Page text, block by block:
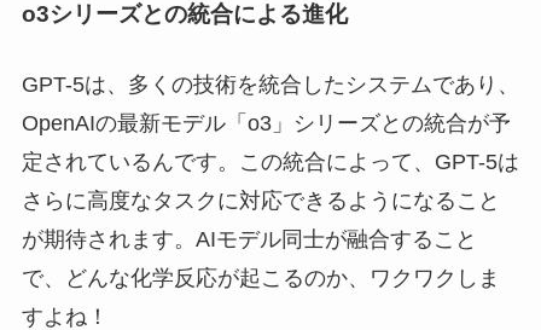
o3シリーズとの統合による進化
GPT-5は、多くの技術を統合したシステムであり、
OpenAIの最新モデル「o3」シリーズとの統合が予
定されているんです。この統合によって、GPT-5は
さらに高度なタスクに対応できるようになること
が期待されます。AIモデル同士が融合すること
で、どんな化学反応が起こるのか、ワクワクしま
すよね！